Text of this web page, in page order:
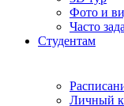
Фото и
Часто
Студентам
Личный